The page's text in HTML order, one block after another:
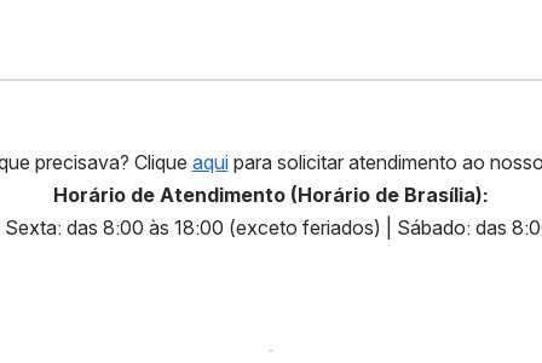
precisava? Clique aqui para solicitar atendimento ao
Horário de Atendimento (Horário de Brasília):
Sexta: das 8:00 às 18:00 (exceto feriados) | Sábado: das